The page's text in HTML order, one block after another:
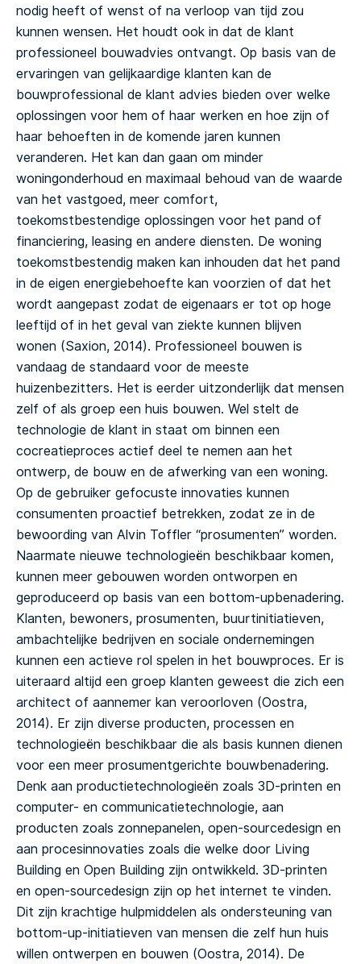
nodig heeft of wenst of na verloop van tijd zou
kunnen wensen. Het houdt ook in dat de klant
professioneel bouwadvies ontvangt. Op basis van de
ervaringen van gelijkaardige klanten kan de
bouwprofessional de klant advies bieden over welke
oplossingen voor hem of haar werken en hoe zijn of
haar behoeften in de komende jaren kunnen
veranderen. Het kan dan gaan om minder
woningonderhoud en maximaal behoud van de waarde
van het vastgoed, meer comfort,
toekomstbestendige oplossingen voor het pand of
financiering, leasing en andere diensten. De woning
toekomstbestendig maken kan inhouden dat het pand
in de eigen energiebehoefte kan voorzien of dat het
wordt aangepast zodat de eigenaars er tot op hoge
leeftijd of in het geval van ziekte kunnen blijven
wonen (Saxion, 2014). Professioneel bouwen is
vandaag de standaard voor de meeste
huizenbezitters. Het is eerder uitzonderlijk dat mensen
zelf of als groep een huis bouwen. Wel stelt de
technologie de klant in staat om binnen een
cocreatieproces actief deel te nemen aan het
ontwerp, de bouw en de afwerking van een woning.
Op de gebruiker gefocuste innovaties kunnen
consumenten proactief betrekken, zodat ze in de
bewoording van Alvin Toffler “prosumenten” worden.
Naarmate nieuwe technologieën beschikbaar komen,
kunnen meer gebouwen worden ontworpen en
geproduceerd op basis van een bottom-upbenadering.
Klanten, bewoners, prosumenten, buurtinitiatieven,
ambachtelijke bedrijven en sociale ondernemingen
kunnen een actieve rol spelen in het bouwproces. Er is
uiteraard altijd een groep klanten geweest die zich een
architect of aannemer kan veroorloven (Oostra,
2014). Er zijn diverse producten, processen en
technologieën beschikbaar die als basis kunnen dienen
voor een meer prosumentgerichte bouwbenadering.
Denk aan productietechnologieën zoals 3D-printen en
computer- en communicatietechnologie, aan
producten zoals zonnepanelen, open-sourcedesign en
aan procesinnovaties zoals die welke door Living
Building en Open Building zijn ontwikkeld. 3D-printen
en open-sourcedesign zijn op het internet te vinden.
Dit zijn krachtige hulpmiddelen als ondersteuning van
bottom-up-initiatieven van mensen die zelf hun huis
willen ontwerpen en bouwen (Oostra, 2014). De